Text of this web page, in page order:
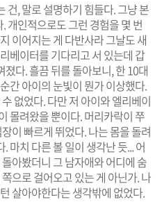
건, 말로 설명하기 힘들다. 그냥 본
개인적으로도 그런 경험을 몇 번
이어지는 게 다반사라 그날도 새
베이터를 기다리고 서 있는데 갑
다. 흘끔 뒤를 돌아보니, 한 10대
간 아이의 눈빛이 뭔가 이상했다.
없었다. 다만 저 아이와 엘리베이
몰려왔을 뿐이다. 머리카락이 쭈
이 빠르게 뛰었다. 나는 몸을 돌려
마치 다른 볼 일이 생각난 듯... 어
아봤더니 그 남자애와 어디에 숨
으로 걸어오고 있는 게 아닌가. 나
살아야한다는 생각밖에 없었다.